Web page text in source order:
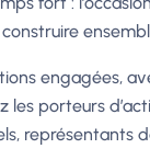
engagées,
porteurs
représentants